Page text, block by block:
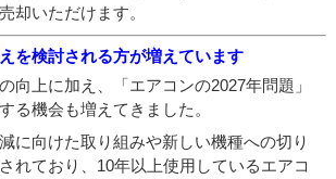
却いただけます。
を検討される方が増えています
向上に加え、「エアコンの2027年問題」
る機会も増えてきました。
に向けた取り組みや新しい機種への切り
れており、10年以上使用しているエアコ